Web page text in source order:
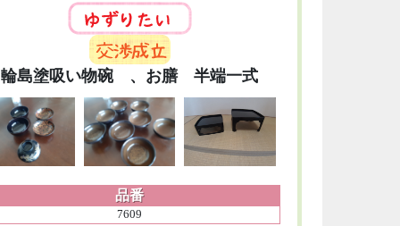
輪島塗吸い物碗 、お膳 半端一式
品番
7609